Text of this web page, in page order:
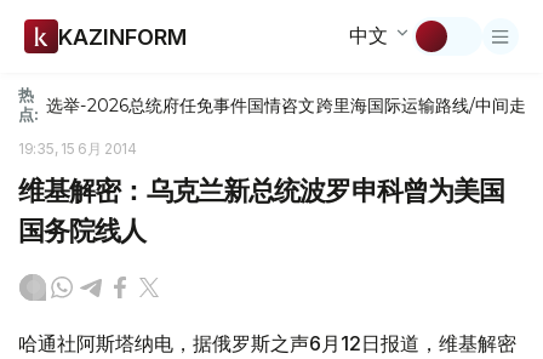
KAZINFORM 中文
热
点: 选举-2026总统府任免事件国情咨文跨里海国际运输路线/中间走廊
19:35, 15 6月 2014
维基解密：乌克兰新总统波罗申科曾为美国
国务院线人
哈通社阿斯塔纳电，据俄罗斯之声6月12日报道，维基解密